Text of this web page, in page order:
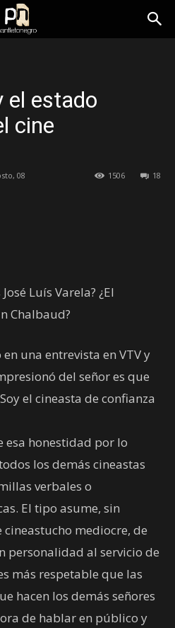
el estado
cine
08 18
1506
Luís Varela? ¿El
Chalbaud?
una entrevista en VTV y
del señor es que
el cineasta de confianza
esa honestidad por lo
los demás cineastas
verbales o
El tipo asume, sin
mediocre, de
personalidad al servicio de
más respetable que las
hacen los demás señores
de hablar en público y